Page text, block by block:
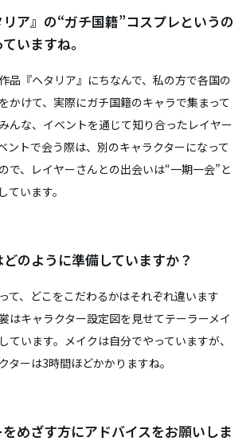
ア』の“ガチ国籍”コスプレというの
いますね。
品『ヘタリア』にちなんで、私の方で各国の
かけて、実際にガチ国籍のキャラで集まって
んな、イベントを通じて知り合ったレイヤー
ントで会う際は、別のキャラクターになって
で、レイヤーさんとの出会いは“一期一会”と
ています。
のように準備していますか？
て、どこをこだわるかはそれぞれ違います
はキャラクター設定図を見せてテーラーメイ
ています。メイクは自分でやっていますが、
ターは3時間ほどかかりますね。
めざす方にアドバイスをお願いしま